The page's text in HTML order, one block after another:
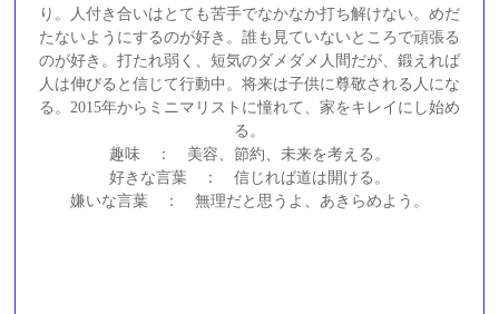
り。人付き合いはとても苦手でなかなか打ち解けない。めだ
たないようにするのが好き。誰も見ていないところで頑張る
のが好き。打たれ弱く、短気のダメダメ人間だが、鍛えれば
人は伸びると信じて行動中。将来は子供に尊敬される人にな
る。2015年からミニマリストに憧れて、家をキレイにし始め
る。
趣味 ： 美容、節約、未来を考える。
好きな言葉 ： 信じれば道は開ける。
嫌いな言葉 ： 無理だと思うよ、あきらめよう。